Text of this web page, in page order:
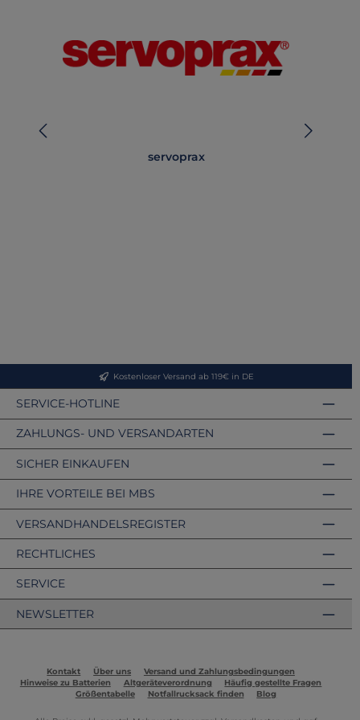
servoprax
Kostenloser Versand ab 119€ in DE
SERVICE-HOTLINE
ZAHLUNGS- UND VERSANDARTEN
VERSANDHANDELSREGISTER
SICHER EINKAUFEN
IHRE VORTEILE BEI MBS
RECHTLICHES
SERVICE
NEWSLETTER
Kontakt Über uns
Versand und Zahlungsbedingungen
Hinweise zu Batterien
Altgeräteverordnung
Häufig gestellte Fragen
Größentabelle
Notfallrucksack finden Blog